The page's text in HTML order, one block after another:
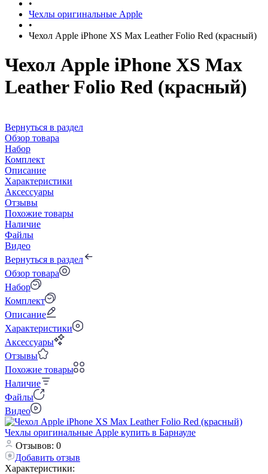
•
Чехлы оригинальные Apple
•
Чехол Apple iPhone XS Max Leather Folio Red (красный)
Чехол Apple iPhone XS Max
Leather Folio Red (красный)
Вернуться в раздел
Обзор товара
Набор
Комплект
Описание
Характеристики
Аксессуары
Отзывы
Похожие товары
Наличие
Файлы
Видео
Вернуться в раздел
Обзор товара
Набор
Комплект
Описание
Характеристики
Аксессуары
Отзывы
Похожие товары
Наличие
Файлы
Видео
Отзывов: 0
Добавить отзыв
Характеристики: